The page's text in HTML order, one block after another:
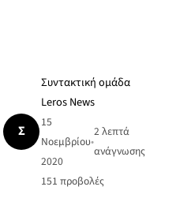
Σ
Συντακτική ομάδα
Leros News
15
Νοεμβρίου
2020
•
2 λεπτά
ανάγνωσης
151 προβολές